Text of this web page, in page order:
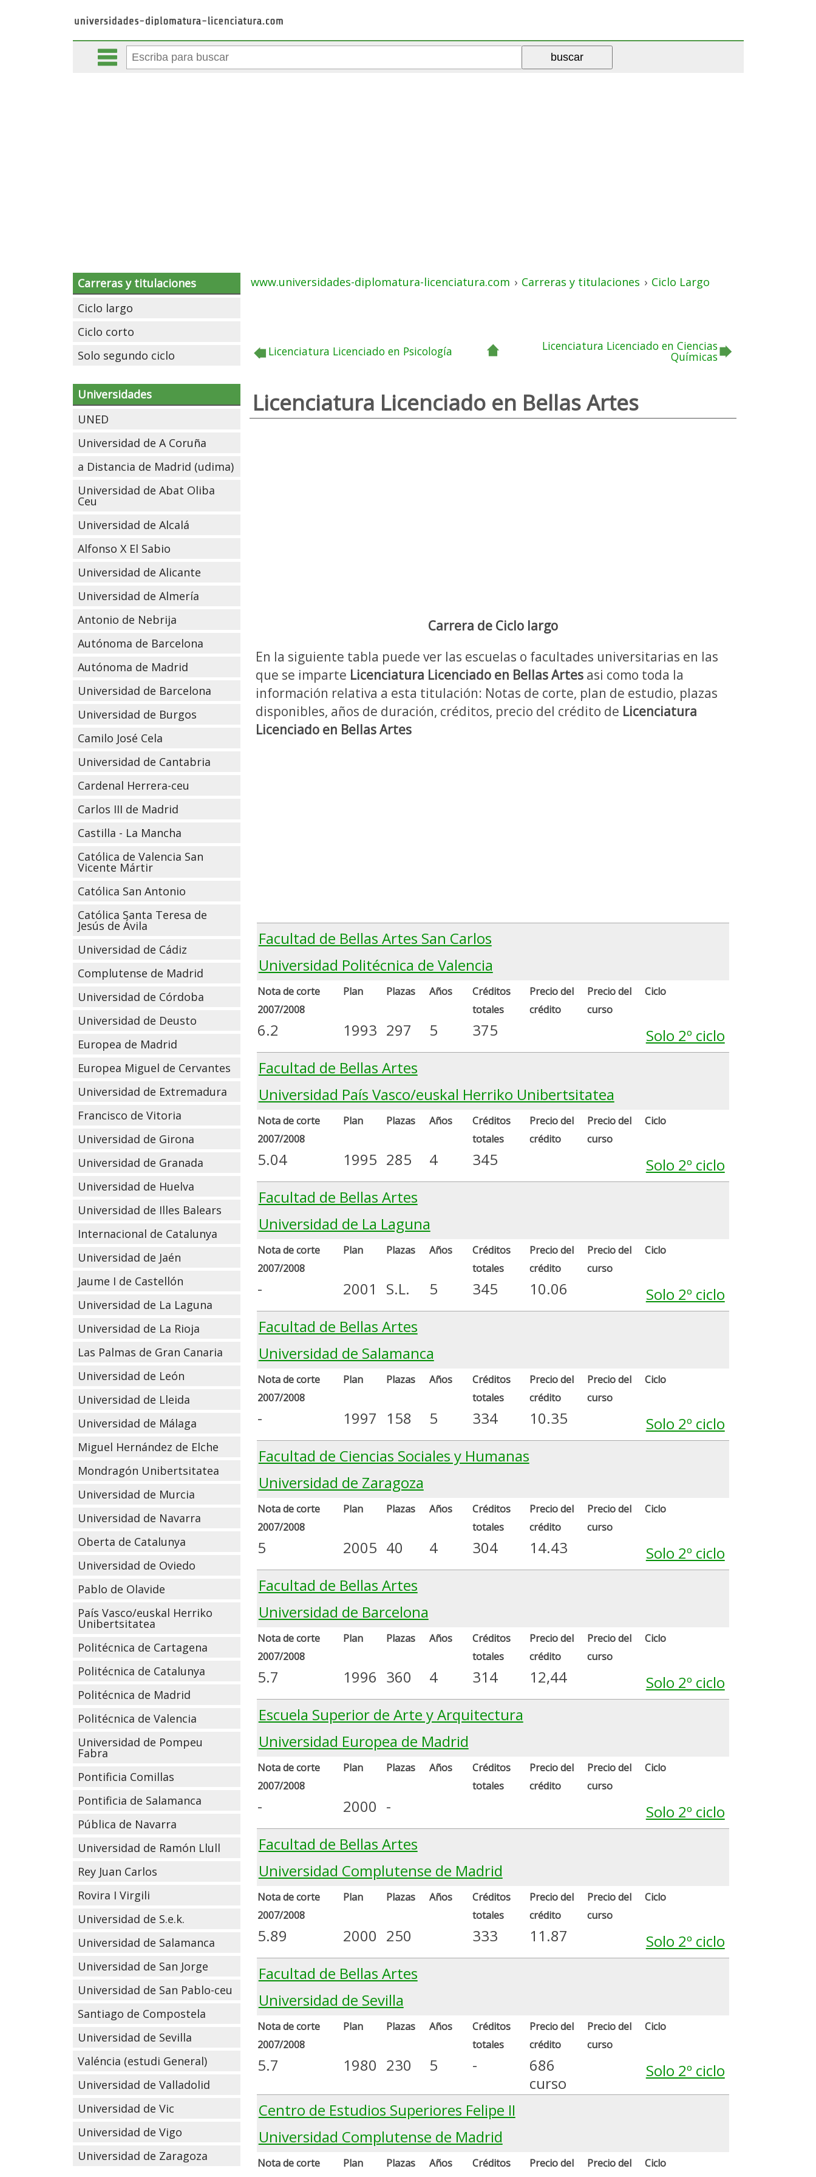
Carreras y titulaciones
Ciclo largo
Ciclo corto
Solo segundo ciclo
Universidades
UNED
Universidad de A Coruña
a Distancia de Madrid (udima)
Universidad de Abat Oliba
Ceu
Universidad de Alcalá
Alfonso X El Sabio
Universidad de Alicante
Universidad de Almería
Antonio de Nebrija
Autónoma de Barcelona
Autónoma de Madrid
Universidad de Barcelona
Universidad de Burgos
Camilo José Cela
Universidad de Cantabria
Cardenal Herrera-ceu
Carlos III de Madrid
Castilla - La Mancha
Católica de Valencia San
Vicente Mártir
Católica San Antonio
Católica Santa Teresa de
Jesús de Ávila
Universidad de Cádiz
Complutense de Madrid
Universidad de Córdoba
Universidad de Deusto
Europea de Madrid
Europea Miguel de Cervantes
Universidad de Extremadura
Francisco de Vitoria
Universidad de Girona
Universidad de Granada
Universidad de Huelva
Universidad de Illes Balears
Internacional de Catalunya
Universidad de Jaén
Jaume I de Castellón
Universidad de La Laguna
Universidad de La Rioja
Las Palmas de Gran Canaria
Universidad de León
Universidad de Lleida
Universidad de Málaga
Miguel Hernández de Elche
Mondragón Unibertsitatea
Universidad de Murcia
Universidad de Navarra
Oberta de Catalunya
Universidad de Oviedo
Pablo de Olavide
País Vasco/euskal Herriko
Unibertsitatea
Politécnica de Cartagena
Politécnica de Catalunya
Politécnica de Madrid
Politécnica de Valencia
Universidad de Pompeu
Fabra
Pontificia Comillas
Pontificia de Salamanca
Pública de Navarra
Universidad de Ramón Llull
Rey Juan Carlos
Rovira I Virgili
Universidad de S.e.k.
Universidad de Salamanca
Universidad de San Jorge
Universidad de San Pablo-ceu
Santiago de Compostela
Universidad de Sevilla
Valéncia (estudi General)
Universidad de Valladolid
Universidad de Vic
Universidad de Vigo
Universidad de Zaragoza
www.universidades-diplomatura-licenciatura.com › Carreras y titulaciones › Ciclo Largo
Licenciatura Licenciado en Psicología Licenciatura Licenciado en Ciencias
Químicas
Licenciatura Licenciado en Bellas Artes
Carrera de Ciclo largo
En la siguiente tabla puede ver las escuelas o facultades universitarias en las
que se imparte Licenciatura Licenciado en Bellas Artesasi como toda la
información relativa a esta titulación: Notas de corte, plan de estudio, plazas
disponibles, años de duración, créditos, precio del crédito de Licenciatura
Licenciado en Bellas Artes
Facultad de Bellas Artes San Carlos
Universidad Politécnica de Valencia
Nota de corte
2007/2008
Plan Plazas Años
Créditos
totales
Precio del
crédito
Precio del
curso
Ciclo
6.2 1993 297 5 375
Solo 2º ciclo
Facultad de Bellas Artes
Universidad País Vasco/euskal Herriko Unibertsitatea
Nota de corte
2007/2008
Plan Plazas Años
Créditos
totales
Precio del
crédito
Precio del
curso
Ciclo
5.04 1995 285 4 345
Solo 2º ciclo
Facultad de Bellas Artes
Universidad de La Laguna
Nota de corte
2007/2008
Plan Plazas Años
Créditos
totales
Precio del
crédito
Precio del
curso
Ciclo
- 2001 S.L. 5 345 10.06
Solo 2º ciclo
Facultad de Bellas Artes
Universidad de Salamanca
Nota de corte
2007/2008
Plan Plazas Años
Créditos
totales
Precio del
crédito
Precio del
curso
Ciclo
- 1997 158 5 334 10.35
Solo 2º ciclo
Facultad de Ciencias Sociales y Humanas
Universidad de Zaragoza
Nota de corte
2007/2008
Plan Plazas Años
Créditos
totales
Precio del
crédito
Precio del
curso
Ciclo
5 2005 40 4 304 14.43
Solo 2º ciclo
Facultad de Bellas Artes
Universidad de Barcelona
Nota de corte
2007/2008
Plan Plazas Años
Créditos
totales
Precio del
crédito
Precio del
curso
Ciclo
5.7 1996 360 4 314 12,44
Solo 2º ciclo
Escuela Superior de Arte y Arquitectura
Universidad Europea de Madrid
Nota de corte
2007/2008
Plan Plazas Años
Créditos
totales
Precio del
crédito
Precio del
curso
Ciclo
- 2000 -
Solo 2º ciclo
Facultad de Bellas Artes
Universidad Complutense de Madrid
Nota de corte
2007/2008
Plan Plazas Años
Créditos
totales
Precio del
crédito
Precio del
curso
Ciclo
5.89 2000 250 333 11.87
Solo 2º ciclo
Facultad de Bellas Artes
Universidad de Sevilla
Nota de corte
2007/2008
Plan Plazas Años
Créditos
totales
Precio del
crédito
Precio del
curso
Ciclo
5.7 1980 230 5 -
686
curso
Solo 2º ciclo
Centro de Estudios Superiores Felipe II
Universidad Complutense de Madrid
Nota de corte
Plan Plazas Años
Créditos
Precio del
Precio del
Ciclo